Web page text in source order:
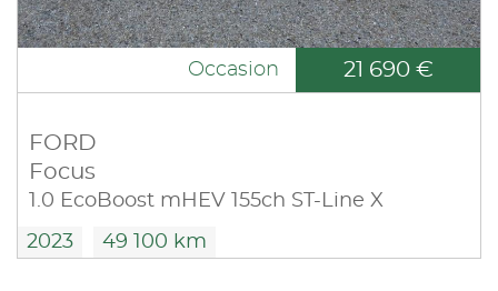
Occasion 21 690 €
FORD
Focus
1.0 EcoBoost mHEV 155ch ST-Line X
2023 49 100 km